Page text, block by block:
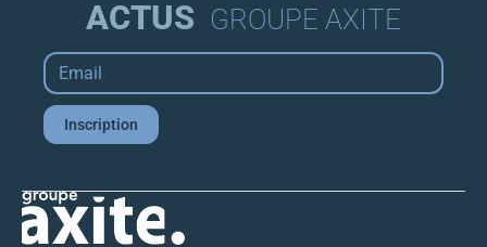
ACTUS GROUPE AXITE
Email
Inscription